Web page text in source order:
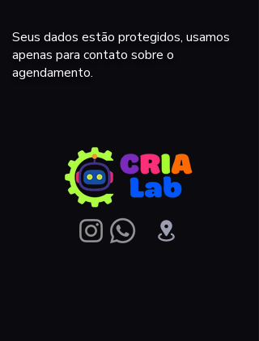
Seus dados estão protegidos, usamos
apenas para contato sobre o
agendamento.